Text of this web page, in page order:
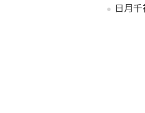
日月